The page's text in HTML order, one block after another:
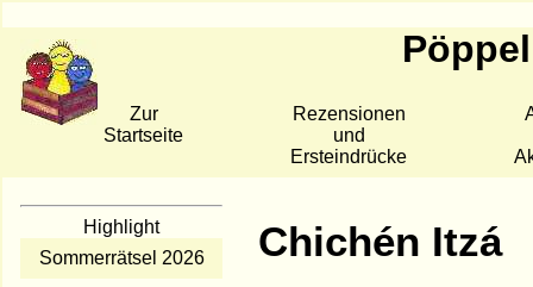
Zur
Startseite
Rezensionen
und
Ersteindrücke
Highlight
Sommerrätsel 2026
Chichén Itzá